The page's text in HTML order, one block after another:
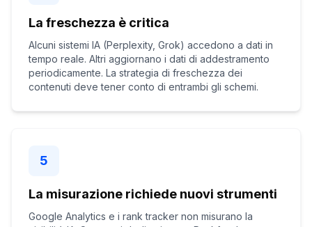
La freschezza è critica
Alcuni sistemi IA (Perplexity, Grok) accedono a dati in
tempo reale. Altri aggiornano i dati di addestramento
periodicamente. La strategia di freschezza dei
contenuti deve tener conto di entrambi gli schemi.
5
La misurazione richiede nuovi strumenti
Google Analytics e i rank tracker non misurano la